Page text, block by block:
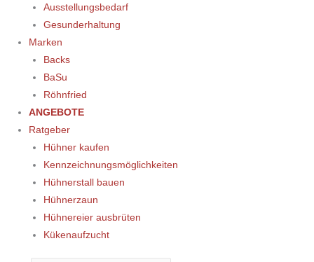
Ausstellungsbedarf
Gesunderhaltung
Marken
Backs
BaSu
Röhnfried
ANGEBOTE
Ratgeber
Hühner kaufen
Kennzeichnungsmöglichkeiten
Hühnerstall bauen
Hühnerzaun
Hühnereier ausbrüten
Kükenaufzucht